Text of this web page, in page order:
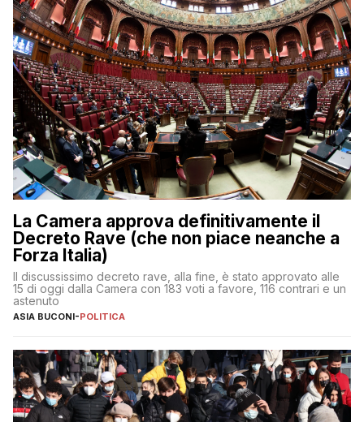
La Camera approva definitivamente il
Decreto Rave (che non piace neanche a
Forza Italia)
Il discussissimo decreto rave, alla fine, è stato approvato alle
15 di oggi dalla Camera con 183 voti a favore, 116 contrari e un
astenuto
ASIA BUCONI-POLITICA